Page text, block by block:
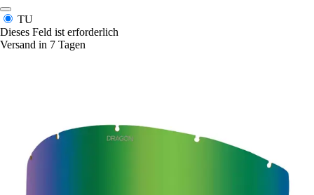
TU
Dieses Feld ist erforderlich
Versand in 7 Tagen